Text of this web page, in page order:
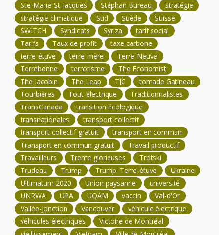
Ste-Marie-St-Jacques
Stéphan Bureau
stratégie
stratégie climatique
Sud Suède
Suisse
SWITCH
Syndicats Syriza
tarif social
Tarifs
Taux de profit
taxe carbone
terre-étuve
terre-mère
Terre-Neuve
Terrebonne
terrorisme
The Economist
The Jacobin
The Leap TJC
tornade Gatineau
Tourbières
Tout-électrique
Traditionnalistes
TransCanada
transition écologique
transnationales
transport collectif
transport collectif gratuit
transport en commun
Transport en commun gratuit
Travail productif
Travailleurs
Trente glorieuses
Trotski
Trudeau
Trump Trump. Terre-étuve
Ukraine
Ultimatum 2020
Union paysanne
université
UNRWA
UPA UQÀM vaccin
Val-d'Or
Vallée-Jonction
Vancouver
véhicule électrique
véhicules électriques
Victoire de Montréal